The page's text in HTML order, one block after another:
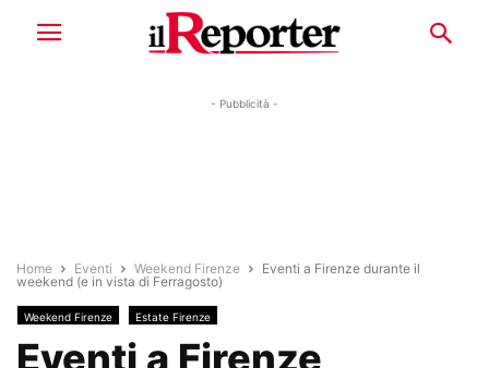
- Pubblicità -
Home Eventi Weekend Firenze
Eventi a Firenze durante il
weekend (e in vista di Ferragosto)
Weekend Firenze Estate Firenze
Eventi a Firenze